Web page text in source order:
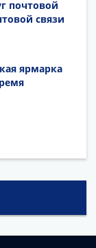
почтовой
связи
ярмарка